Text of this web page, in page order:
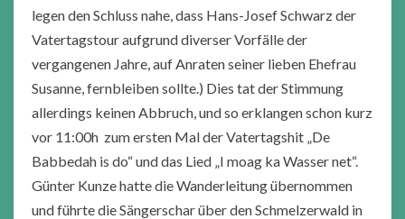
legen den Schluss nahe, dass Hans-Josef Schwarz der
Vatertagstour aufgrund diverser Vorfälle der
vergangenen Jahre, auf Anraten seiner lieben Ehefrau
Susanne, fernbleiben sollte.) Dies tat der Stimmung
allerdings keinen Abbruch, und so erklangen schon kurz
vor 11:00h zum ersten Mal der Vatertagshit „De
Babbedah is do“ und das Lied „I moag ka Wasser net“.
Günter Kunze hatte die Wanderleitung übernommen
und führte die Sängerschar über den Schmelzerwald in